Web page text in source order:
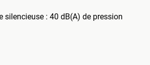
silencieuse : 40 dB(A) de pression